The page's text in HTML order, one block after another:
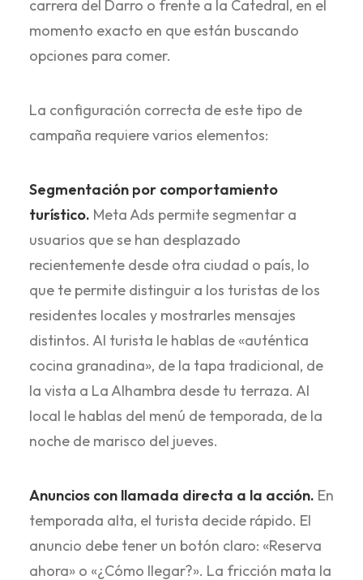
carrera del Darro o frente a la Catedral, en el
momento exacto en que están buscando
opciones para comer.
La configuración correcta de este tipo de
campaña requiere varios elementos:
Segmentación por comportamiento
turístico. Meta Ads permite segmentar a
usuarios que se han desplazado
recientemente desde otra ciudad o país, lo
que te permite distinguir a los turistas de los
residentes locales y mostrarles mensajes
distintos. Al turista le hablas de «auténtica
cocina granadina», de la tapa tradicional, de
la vista a La Alhambra desde tu terraza. Al
local le hablas del menú de temporada, de la
noche de marisco del jueves.
Anuncios con llamada directa a la acción. En
temporada alta, el turista decide rápido. El
anuncio debe tener un botón claro: «Reserva
ahora» o «¿Cómo llegar?». La fricción mata la